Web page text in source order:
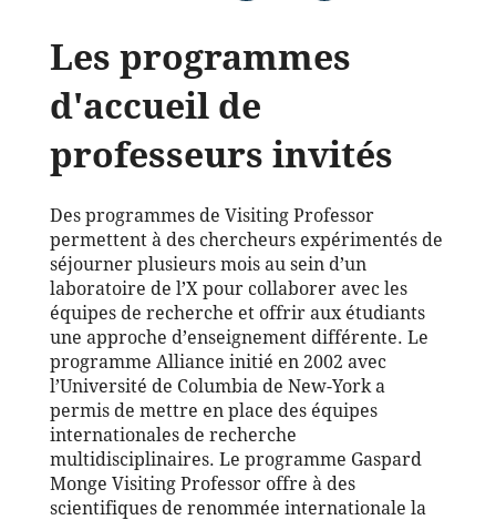
Les programmes
d'accueil de
professeurs invités
Des programmes de Visiting Professor
permettent à des chercheurs expérimentés de
séjourner plusieurs mois au sein d’un
laboratoire de l’X pour collaborer avec les
équipes de recherche et offrir aux étudiants
une approche d’enseignement différente. Le
programme Alliance initié en 2002 avec
l’Université de Columbia de New-York a
permis de mettre en place des équipes
internationales de recherche
multidisciplinaires. Le programme Gaspard
Monge Visiting Professor offre à des
scientifiques de renommée internationale la